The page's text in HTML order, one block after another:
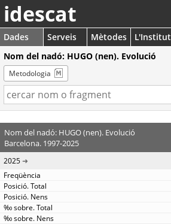
idescat
Dades Serveis Mètodes
L'Institut
Nom del nadó: HUGO (nen). Evolució
Metodologia
Nom del nadó: HUGO (nen). Evolució
Barcelona. 1997-2025
2025